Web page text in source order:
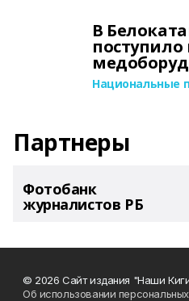
В
поступило
Национальные
Партнеры
Фотобанк
журналистов РБ
© 2026 Сайт издания "Наши
Об использовании